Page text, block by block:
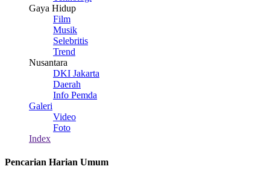
Gaya Hidup
Film
Musik
Selebritis
Trend
Nusantara
DKI Jakarta
Daerah
Info Pemda
Galeri
Video
Foto
Index
Pencarian Harian Umum